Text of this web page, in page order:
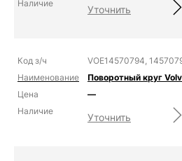
Уточнить
VOE14570794,
Поворотный круг
—
Уточнить